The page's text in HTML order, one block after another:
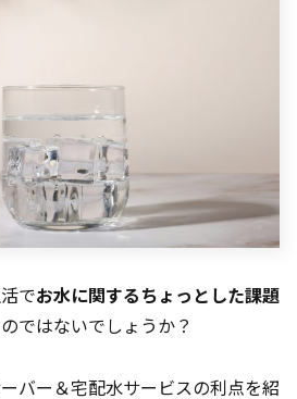
でお水に関するちょっとした課題
ではないでしょうか？
バー＆宅配水サービスの利点を紹